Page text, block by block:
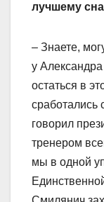
лучшему
– Знаете,
у
остаться в
говорил
тренером
мы в одной